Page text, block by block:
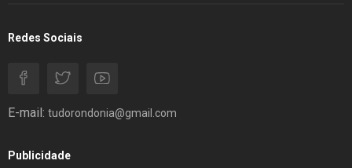
Redes Sociais
E-mail: tudorondonia@gmail.com
Publicidade